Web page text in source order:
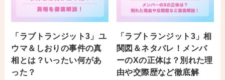
「ラブトランジット3」ユ
ウマ＆しおりの事件の真
相とは？いったい何があ
った？
「ラブトランジット3」相
関図＆ネタバレ！メンバ
ーのXの正体は？別れた理
由や交際歴など徹底解